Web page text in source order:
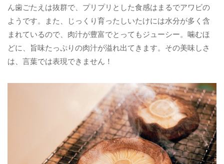
ん歯ごたえは抜群で、プリプリとした食感はまるでアワビの
ようです。また、じっくり育ったしいたけには水分が多く含
まれているので、肉汁が豊富でとってもジューシー。噛むほ
どに、旨味たっぷりの肉汁が溢れ出てきます。その美味しさ
は、言葉では表現できません！